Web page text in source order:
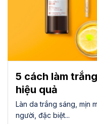
5 cách làm
hiệu quả
Làn da trắng sáng, mịn
người, đặc biệt...